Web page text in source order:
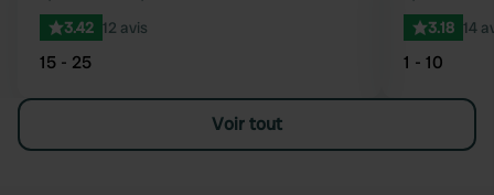
3.42 12 avis
15 - 25
3.18 14
1 - 10
Voir tout